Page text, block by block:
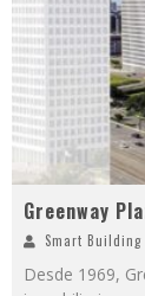
Greenway
Smart Building
Desde 1969,